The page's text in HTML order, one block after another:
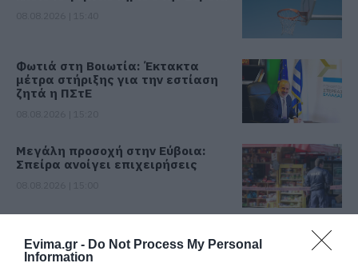
Evima.gr - Do Not Process My Personal
Information
Φωτιά στη Βοιωτία: Έκτακτα
μέτρα στήριξης για την εστίαση
ζητά η ΠΣτΕ
Μεγάλη προσοχή στην Εύβοια:
Σπείρα ανοίγει επιχειρήσεις
χαρτοφυλάκιο έργων ΑΠΕ